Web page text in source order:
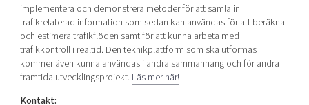
implementera och demonstrera metoder för att samla in
trafikrelaterad information som sedan kan användas för att beräkna
och estimera trafikflöden samt för att kunna arbeta med
trafikkontroll i realtid. Den teknikplattform som ska utformas
kommer även kunna användas i andra sammanhang och för andra
framtida utvecklingsprojekt. Läs mer här!
Kontakt: